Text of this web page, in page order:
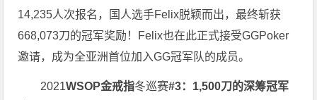
14,235人次报名，国人选手Felix脱颖而出，最终斩获
668,073刀的冠军奖励！Felix也在此正式接受GGPoker
邀请，成为全亚洲首位加入GG冠军队的成员。
2021WSOP金戒指冬巡赛#3：1,500刀的深筹冠军